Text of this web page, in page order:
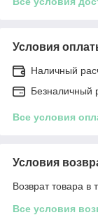
Условия
Наличный
Безналичный
Все условия
Условия
Возврат товара в
Все условия